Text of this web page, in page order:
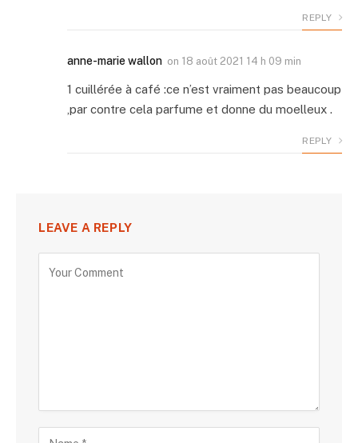
REPLY
anne-marie wallon on 18 août 2021 14 h 09 min
1 cuillérée à café :ce n’est vraiment pas beaucoup
,par contre cela parfume et donne du moelleux .
REPLY
LEAVE A REPLY